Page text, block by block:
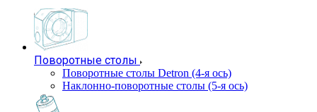
Поворотные столы
Поворотные столы Detron (4-я ось)
Наклонно-поворотные столы (5-я ось)